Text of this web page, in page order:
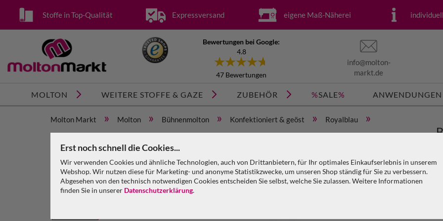
Erst noch schnell die Cookies...
Wir verwenden Cookies und ähnliche Technologien, auch von Drittanbietern, für Ihr optimales Einkaufserlebnis in unserem
Webshop. Wir nutzen diese für Marketing- und anonyme Statistikzwecke, um unseren Shop ständig für Sie zu verbessern.
Abgesehen von den technisch notwendigen Cookies entscheiden Sie selbst, welche Sie zulassen. Weitere Informationen
finden Sie in unserer Datenschutzerklärung.
Stoffe in Top-Qualität Expressversand eigene Maß-Näherei
Bewertungen bei Google:
4.8
47 Bewertungen
info@molton-
markt.de
MOLTON WEITERE STOFFE & GAZE ZUBEHÖR %SALE% ANWENDUNGEN
Molton Markt » Molton » Bühnenmolton » Konfektioniert & geöst » Royalblau »